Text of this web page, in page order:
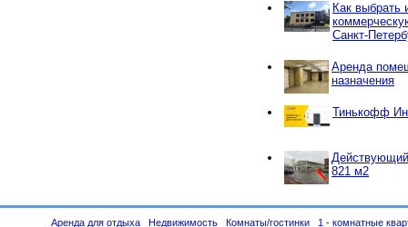
Как выбрать
Санкт-
Аренда
назначения
Тинькофф
821 м2
Аренда для отдыха Недвижимость Комнаты/гостинки
1 - комнатные